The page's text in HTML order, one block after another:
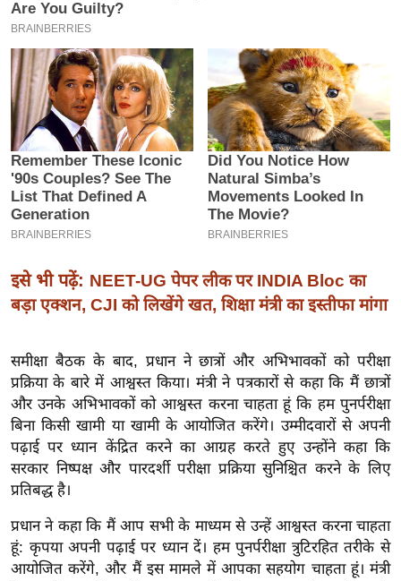
6
इ
म
ई
-
पे
प
र
मि
ल
मि
सा
ल
श
ख्सि
य
त
यं
ग
इं
इसे भी पढ़ें: NEET-UG पेपर लीक पर INDIA Bloc का
बड़ा एक्शन, CJI को लिखेंगे खत, शिक्षा मंत्री का इस्तीफा मांगा
समीक्षा बैठक के बाद, प्रधान ने छात्रों और अभिभावकों को परीक्षा
प्रक्रिया के बारे में आश्वस्त किया। मंत्री ने पत्रकारों से कहा कि मैं छात्रों
और उनके अभिभावकों को आश्वस्त करना चाहता हूं कि हम पुनर्परीक्षा
बिना किसी खामी या खामी के आयोजित करेंगे। उम्मीदवारों से अपनी
पढ़ाई पर ध्यान केंद्रित करने का आग्रह करते हुए उन्होंने कहा कि
सरकार निष्पक्ष और पारदर्शी परीक्षा प्रक्रिया सुनिश्चित करने के लिए
प्रतिबद्ध है।
प्रधान ने कहा कि मैं आप सभी के माध्यम से उन्हें आश्वस्त करना चाहता
हूं: कृपया अपनी पढ़ाई पर ध्यान दें। हम पुनर्परीक्षा त्रुटिरहित तरीके से
आयोजित करेंगे, और मैं इस मामले में आपका सहयोग चाहता हूं। मंत्री